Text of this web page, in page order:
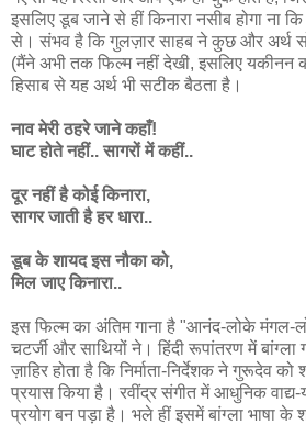
इसलिए डूब जाने से हीं किनारा नसीब होगा ना
से। संभव है कि गुलज़ार साहब ने कुछ और अर्थ
(मैंने अभी तक फिल्म नहीं देखी, इसलिए यकीनन
हिसाब से यह अर्थ भी सटीक बैठता है।
नाव मेरी ठहरे जाने कहाँ!
घाट होते नहीं.. सागरों में कहीं..
दूर नहीं है कोई किनारा,
सागर जाती है हर धारा..
डूब के शायद इस नौका को,
मिल जाए किनारा..
इस फिल्म का अंतिम गाना है "आनंद-लोके मंगल-
चटर्जी और साथियों ने। हिंदी रूपांतरण में
ज़ाहिर होता है कि निर्माता-निर्देशक ने गुरूदेव को
प्रयास किया है। रवींद्र संगीत में आधुनिक
प्रयोग बन पड़ा है। भले हीं इसमें बांग्ला भाषा